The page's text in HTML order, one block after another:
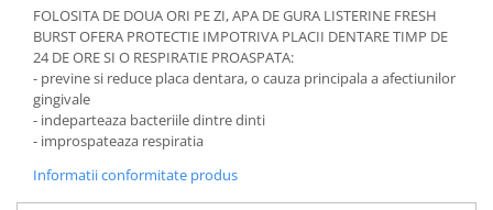
Produse stilizare sprancene
Aplicatoare si pensule machiaj
Accesorii machiaj
Igiena dentara
Periute de dinti
Apa de gura
FOLOSITA DE DOUA ORI PE ZI, APA DE GURA LISTERINE FRESH
BURST OFERA PROTECTIE IMPOTRIVA PLACII DENTARE TIMP DE
24 DE ORE SI O RESPIRATIE PROASPATA:
- previne si reduce placa dentara, o cauza principala a afectiunilor
gingivale
- indeparteaza bacteriile dintre dinti
- improspateaza respiratia
Informatii conformitate produs